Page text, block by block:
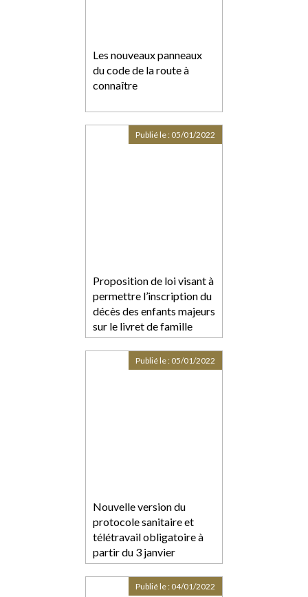
Les nouveaux panneaux
du code de la route à
connaître
Proposition de loi visant à
permettre l’inscription du
décès des enfants majeurs
sur le livret de famille
Publié le : 05/01/2022
Nouvelle version du
protocole sanitaire et
télétravail obligatoire à
partir du 3 janvier
Publié le : 05/01/2022
Publié le : 04/01/2022